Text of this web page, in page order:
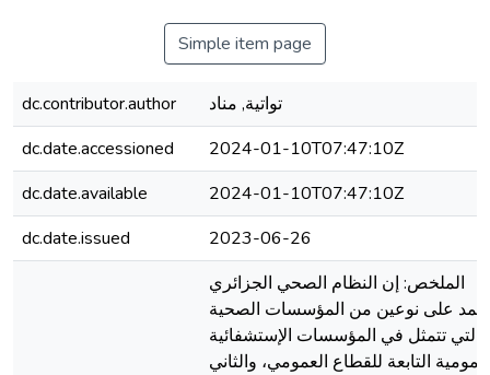
Simple item page
dc.contributor.author
تواتية, مناد
dc.date.accessioned
2024-01-10T07:47:10Z
dc.date.available
2024-01-10T07:47:10Z
dc.date.issued
2023-06-26
الملخص: إن النظام الصحي الجزائري
على نوعين من المؤسسات الصحية
والتي تتمثل في المؤسسات الإستشفائية
التابعة للقطاع العمومي، والثاني